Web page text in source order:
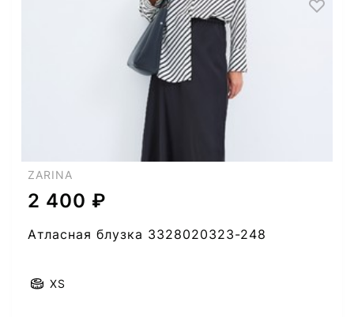
ZARINA
2 400 ₽
Атласная блузка 3328020323-248
XS